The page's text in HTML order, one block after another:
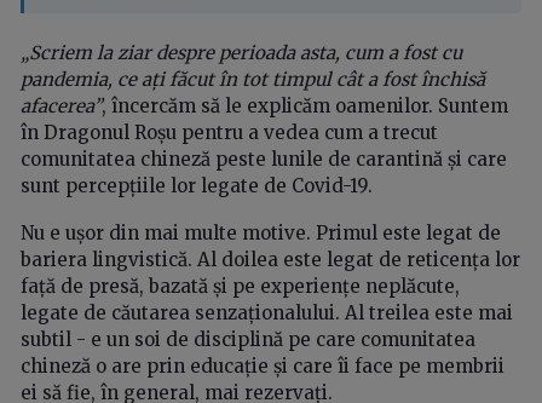
„Scriem la ziar despre perioada asta, cum a fost cu
pandemia, ce ați făcut în tot timpul cât a fost închisă
afacerea”, încercăm să le explicăm oamenilor. Suntem
în Dragonul Roșu pentru a vedea cum a trecut
comunitatea chineză peste lunile de carantină și care
sunt percepțiile lor legate de Covid-19.
Nu e ușor din mai multe motive. Primul este legat de
bariera lingvistică. Al doilea este legat de reticența lor
față de presă, bazată și pe experiențe neplăcute,
legate de căutarea senzaționalului. Al treilea este mai
subtil - e un soi de disciplină pe care comunitatea
chineză o are prin educație și care îi face pe membrii
ei să fie, în general, mai rezervați.